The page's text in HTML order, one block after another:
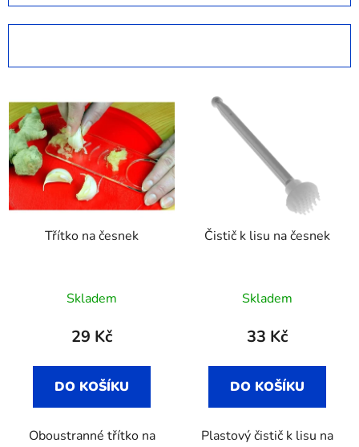
z
p
r
o
d
u
k
V
ý
p
i
s
p
r
Třítko na česnek
hodnocení
produktu
3,5
z
hvězdiček.
Skladem
29 Kč
DO KOŠÍKU
Oboustranné třítko na
Čistič k lisu na česnek
Skladem
33 Kč
DO KOŠÍKU
Plastový čistič k lisu na